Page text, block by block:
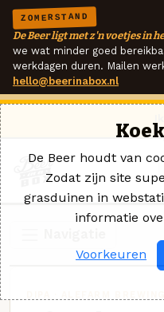
ZOMERSTAND
De Beer ligt met z'n voetjes in
we wat minder goed
werkdagen duren. Mailen
hello@beerinabox.nl
De Beer houdt van
Zodat zijn site
grasduinen in
informatie
Voorkeuren